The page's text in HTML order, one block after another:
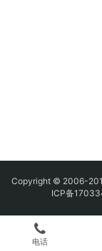
Copyright © 2006-
ICP备
电话